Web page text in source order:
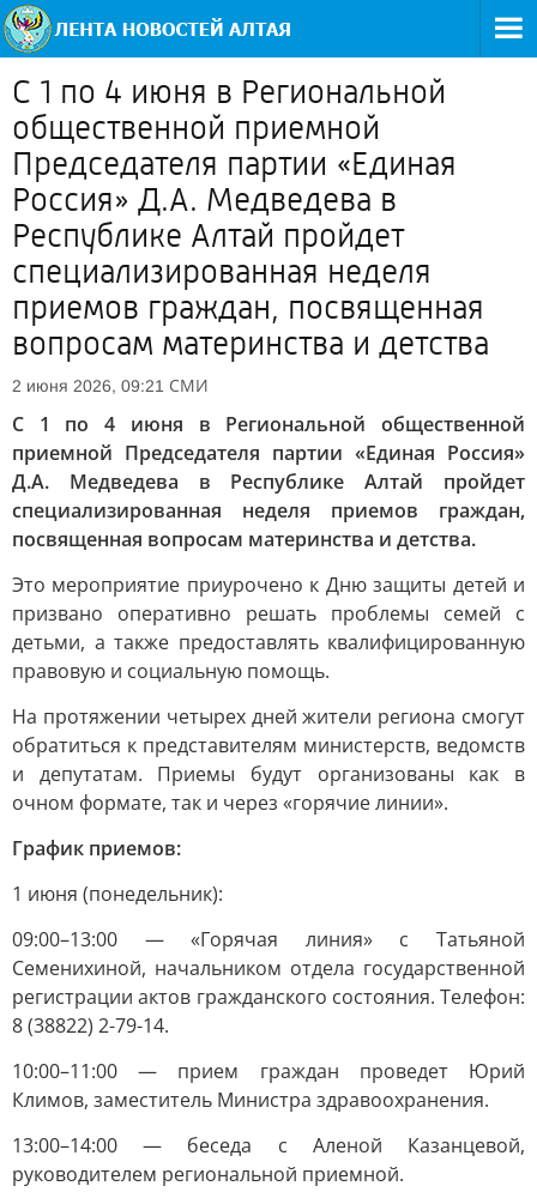
С 1 по 4 июня в Региональной
общественной приемной
Председателя партии «Единая
Россия» Д.А. Медведева в
Республике Алтай пройдет
специализированная неделя
приемов граждан, посвященная
вопросам материнства и детства
2 июня 2026, 09:21 СМИ
С 1 по 4 июня в Региональной общественной
приемной Председателя партии «Единая Россия»
Д.А. Медведева в Республике Алтай пройдет
специализированная неделя приемов граждан,
посвященная вопросам материнства и детства.
Это мероприятие приурочено к Дню защиты детей и
призвано оперативно решать проблемы семей с
детьми, а также предоставлять квалифицированную
правовую и социальную помощь.
На протяжении четырех дней жители региона смогут
обратиться к представителям министерств, ведомств
и депутатам. Приемы будут организованы как в
очном формате, так и через «горячие линии».
График приемов:
1 июня (понедельник):
09:00–13:00 — «Горячая линия» с Татьяной
Семенихиной, начальником отдела государственной
регистрации актов гражданского состояния. Телефон:
8 (38822) 2-79-14.
10:00–11:00 — прием граждан проведет Юрий
Климов, заместитель Министра здравоохранения.
13:00–14:00 — беседа с Аленой Казанцевой,
руководителем региональной приемной.